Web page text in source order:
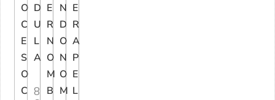
O
C
E
S
O
C
D
U
L
A
8
E
R
N
O
M
B
N
D
O
N
O
M
E
R
A
P
E
L